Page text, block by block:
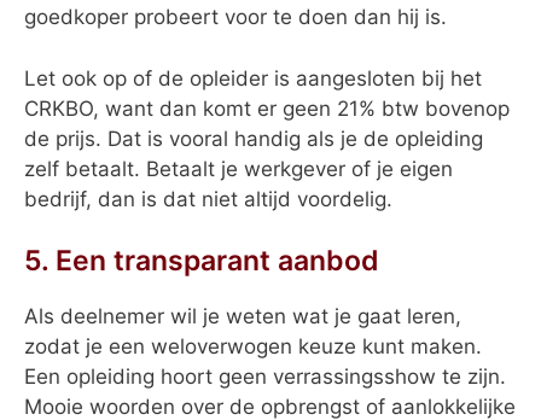
goedkoper probeert voor te doen dan hij is.
Let ook op of de opleider is aangesloten bij het
CRKBO, want dan komt er geen 21% btw bovenop
de prijs. Dat is vooral handig als je de opleiding
zelf betaalt. Betaalt je werkgever of je eigen
bedrijf, dan is dat niet altijd voordelig.
5. Een transparant aanbod
Als deelnemer wil je weten wat je gaat leren,
zodat je een weloverwogen keuze kunt maken.
Een opleiding hoort geen verrassingsshow te zijn.
Mooie woorden over de opbrengst of aanlokkelijke